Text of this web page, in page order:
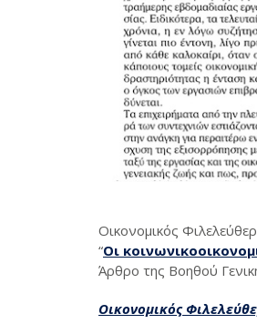
Οικονομικός
“Οι
Άρθρο της Βοηθού
Οικονομικός